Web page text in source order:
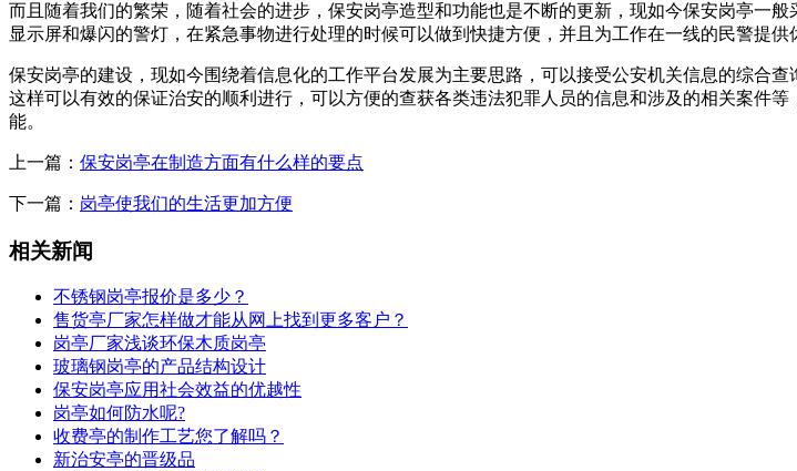
而且随着我们的繁荣，随着社会的进步，保安岗亭造型和功能也是不断的更新，现如今保安岗亭一
显示屏和爆闪的警灯，在紧急事物进行处理的时候可以做到快捷方便，并且为工作在一线的民警提
保安岗亭的建设，现如今围绕着信息化的工作平台发展为主要思路，可以接受公安机关信息的综合
这样可以有效的保证治安的顺利进行，可以方便的查获各类违法犯罪人员的信息和涉及的相关案件
能。
上一篇： 保安岗亭在制造方面有什么样的要点
下一篇： 岗亭使我们的生活更加方便
相关新闻
不锈钢岗亭报价是多少？
售货亭厂家怎样做才能从网上找到更多客户？
岗亭厂家浅谈环保木质岗亭
玻璃钢岗亭的产品结构设计
保安岗亭应用社会效益的优越性
岗亭如何防水呢?
收费亭的制作工艺您了解吗？
新治安亭的晋级品